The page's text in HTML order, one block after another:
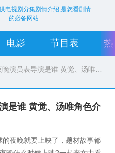
电视剧分集剧情介绍,是您看剧情
的必备网站
电影 节目表
员表导演是谁 黄觉、汤唯角色介绍
是谁 黄觉、汤唯角色介
夜晚就要上映了，题材故事都